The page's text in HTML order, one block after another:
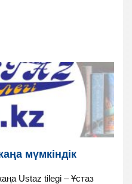
мүмкіндік
Ustaz tilegi – Ұстаз